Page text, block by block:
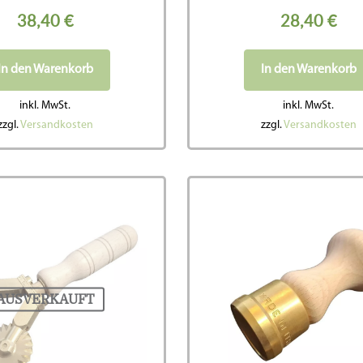
38,40€
den Warenkorb
inkl. MwSt.
Versandkosten
28,40€
In den Warenkorb
inkl. MwSt.
zzgl.Versandkosten